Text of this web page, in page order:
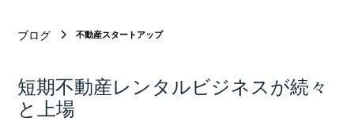
ブログ 不動産スタートアップ
短期不動産レンタルビジネスが続々
と上場